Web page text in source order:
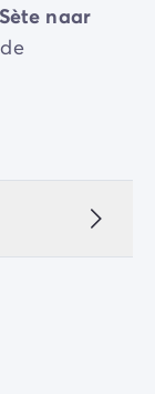
naar